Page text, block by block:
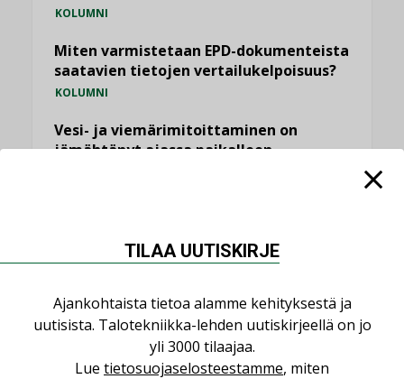
KOLUMNI
Miten varmistetaan EPD-dokumenteista
saatavien tietojen vertailukelpoisuus?
KOLUMNI
Vesi- ja viemärimitoittaminen on
jämähtänyt ajassa paikalleen
NIMITYKSET
TILAA UUTISKIRJE
Ajankohtaista tietoa alamme kehityksestä ja
uutisista. Talotekniikka-lehden uutiskirjeellä on jo
yli 3000 tilaajaa.
Lue tietosuojaselosteestamme, miten